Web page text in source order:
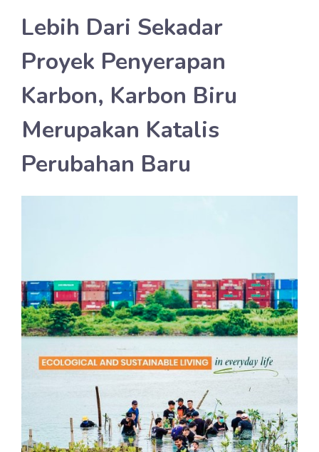
Lebih Dari Sekadar
Proyek Penyerapan
Karbon, Karbon Biru
Merupakan Katalis
Perubahan Baru